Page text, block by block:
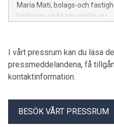
Maria Mati, bolags-och
beskriver vad som väntar nu.
I vårt pressrum kan du läsa
pressmeddelandena, få
kontaktinformation.
BESÖK VÅRT PRESSRUM